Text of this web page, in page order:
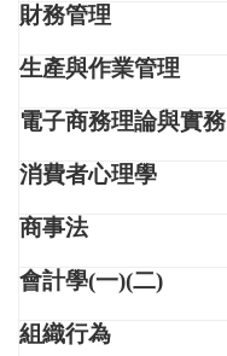
財務管理
生產與作業管理
電子商務理論與實務
消費者心理學
商事法
會計學(一)(二)
組織行為